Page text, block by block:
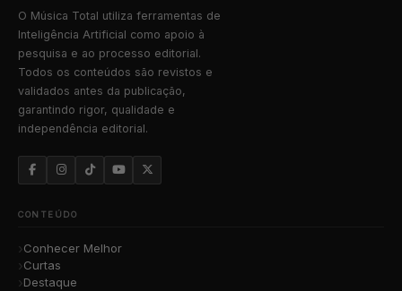
O Música Total utiliza ferramentas de
Inteligência Artificial como apoio à
pesquisa e ao processo editorial.
Todos os conteúdos são revistos e
validados antes da publicação,
garantindo rigor, qualidade e
independência editorial.
CONTEÚDO
Conhecer Melhor
Curtas
Destaque